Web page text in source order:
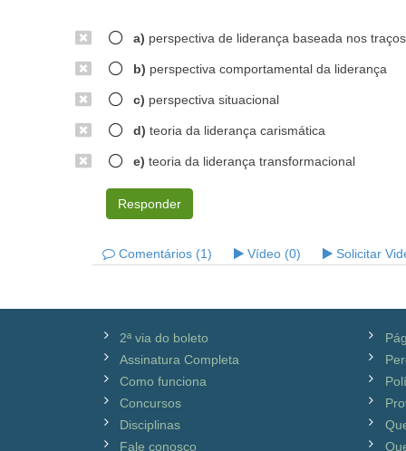
a) perspectiva de liderança baseada nos traços
b) perspectiva comportamental da liderança
c) perspectiva situacional
d) teoria da liderança carismática
e) teoria da liderança transformacional
Responder
Comentários (1) Vídeo (0) Solicitar
2ª via do boleto
Assinatura Completa
Como funciona
Concursos
Disciplinas
Fale conosco